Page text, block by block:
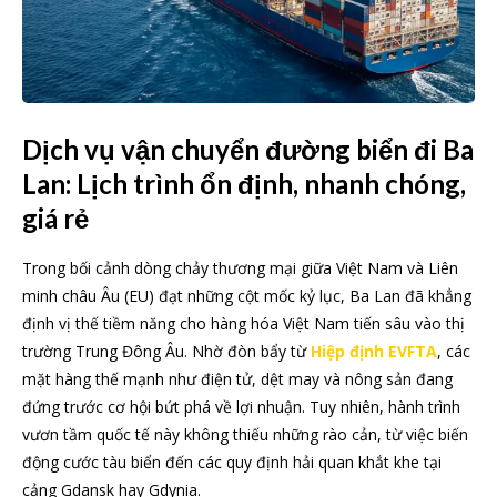
Dịch vụ vận chuyển đường biển đi Ba
Lan: Lịch trình ổn định, nhanh chóng,
giá rẻ
Trong bối cảnh dòng chảy thương mại giữa Việt Nam và Liên
minh châu Âu (EU) đạt những cột mốc kỷ lục, Ba Lan đã khẳng
định vị thế tiềm năng cho hàng hóa Việt Nam tiến sâu vào thị
trường Trung Đông Âu. Nhờ đòn bẩy từ Hiệp định EVFTA, các
mặt hàng thế mạnh như điện tử, dệt may và nông sản đang
đứng trước cơ hội bứt phá về lợi nhuận. Tuy nhiên, hành trình
vươn tầm quốc tế này không thiếu những rào cản, từ việc biến
động cước tàu biển đến các quy định hải quan khắt khe tại
cảng Gdansk hay Gdynia.